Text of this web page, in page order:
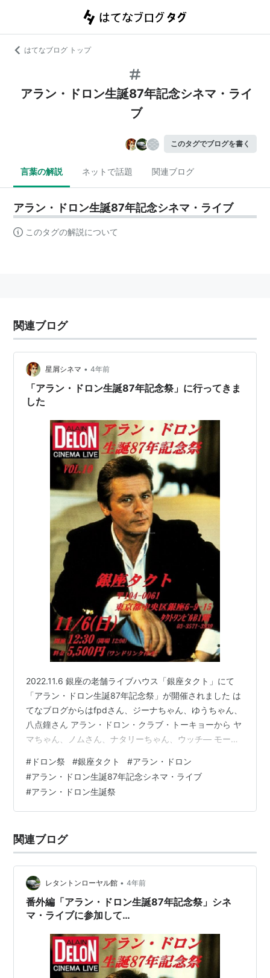
はてなブログ トップ
アラン・ドロン生誕87年記念シネマ・ライ
ブ
このタグでブログを書く
言葉の解説 ネットで話題 関連ブログ
アラン・ドロン生誕87年記念シネマ・ライブ
このタグの解説について
関連ブログ
星屑シネマ • 4年前
「アラン・ドロン生誕87年記念祭」に行ってきま
した
2022.11.6 銀座の老舗ライブハウス「銀座タクト」にて
「アラン・ドロン生誕87年記念祭」が開催されました は
てなブログからはfpdさん、ジーナちゃん、ゆうちゃん、
八点鐘さん アラン・ドロン・クラブ・トーキョーから ヤ
マちゃん、ノムさん、ナタリーちゃん、ウッチ― モーニ
と週5で劇場通いしているという本物のムービーファン
邦画の知識でぴくちゃあさんの右に出る人はいません 4
年ぶりに参加した徳さん fpdさんに「ドロン祭」を紹介
したのが徳さんなのだそうです つまり徳さんがいなけれ
あります…
# ドロン祭 #銀座タクト #アラン・ドロン
#アラン・ドロン生誕87年記念シネマ・ライブ
#アラン・ドロン生誕祭
関連ブログ
レタントンローヤル館 • 4年前
番外編「アラン・ドロン生誕87年記念祭」シネ
マ・ライブに参加して…